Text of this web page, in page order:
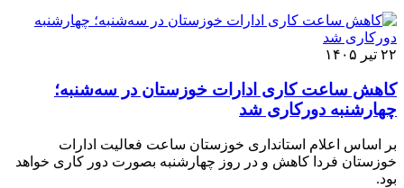
۲۲ تیر ۱۴۰۵
کاهش ساعت کاری ادارات خوزستان در سه‌شنبه؛
چهارشنبه دورکاری شد
بر اساس اعلام استانداری خوزستان ساعت فعالیت ادارات
خوزستان فردا کاهش و در روز چهارشنبه بصورت دور کاری خواهد
بود.